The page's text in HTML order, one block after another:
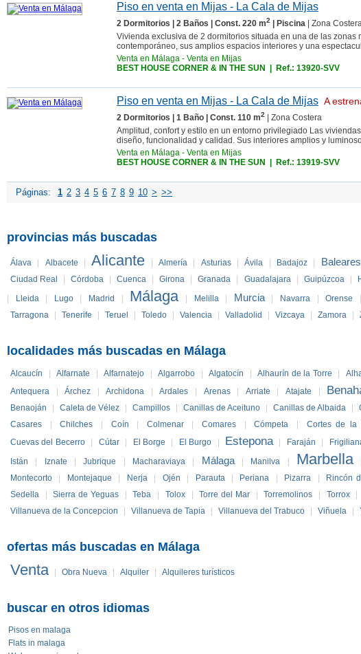
Piso en venta en Mijas - La Cala de Mijas
2 Dormitorios | 2 Baños | Const. 220 m2 | Piscina | Zona
Vivienda exclusiva de 2 dormitorios situada en una de las
contemporáneo, sus amplios espacios interiores y una
Venta en Málaga - Venta en Mijas
BEST HOUSE CORNER & IN THE SUN
| Ref.: 13920-SVV
Piso en venta en Mijas - La Cala de Mijas A
2 Dormitorios | 1 Baño | Const. 110 m2
| Zona Costera
Amplitud, confort y estilo en un entorno privilegiado Las
diseño, funcionalidad y calidad. Sus interiores amplios y
Venta en Málaga - Venta en Mijas
BEST HOUSE CORNER & IN THE SUN
| Ref.: 13919-SVV
Páginas: 1 2 3 4 5 6 7 8 9 10 > >>
provincias más buscadas
Álava Albacete Alicante Almería Asturias Ávila Badajoz Baleares
Ciudad Real
Córdoba Cuenca Girona Granada Guadalajara Guipúzcoa
Lleida Lugo Madrid Málaga Melilla Murcia Navarra Orense
Tarragona
Tenerife Teruel Toledo Valencia Valladolid Vizcaya Zamora
localidades más buscadas en Málaga
Alcaucín Alfarnate Alfarnatejo Algarrobo Algatocín Alhaurín de la Torre
Antequera
Árchez Archidona Ardales Arenas Arriate Atajate
Benaoján
Caleta de Vélez Campillos Canillas de Aceituno Canillas de Albaida
Casares
Chilches Coín Colmenar Comares Cómpeta Cortes de la
Cuevas del Becerro
Cútar El Borge El Burgo Estepona Faraján
Istán
Iznate Jubrique Macharaviaya Málaga Manilva Marbella
Montecorto
Montejaque Nerja Ojén Parauta Periana Pizarra Rincón
Sedella
Sierra de Yeguas Teba Tolox Torre del Mar Torremolinos Torrox
Villanueva de la Concepcion
Villanueva de Tapia Villanueva del Trabuco Viñuela
ofertas más buscadas en Málaga
Venta Obra Nueva Alquiler Alquileres turísticos
buscar en otros idiomas
Pisos en malaga
Flats in malaga